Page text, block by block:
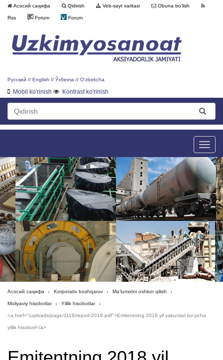
Асосий саҳифа Qidirish Veb-sayt xaritasi Obuna bo'lish
Rss Forum Forum
Русский // English // Ўзбекча // O'zbekcha
Mobil ko'rinish Kontrast ko'rinish
Toggle
Асосий саҳифа Korporativ boshqaruv Ma'lumotni oshkor qilish
Moliyaviy hisobotlar Yillik hisobotlar
<a href="/uploads/page/1116/report-2018.pdf">Emitentning 2018 yil yakunlari bo'yicha
yillik hisoboti</a>